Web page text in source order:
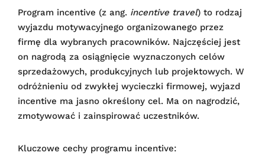
Program incentive (z ang. incentive travel) to rodzaj
wyjazdu motywacyjnego organizowanego przez
firmę dla wybranych pracowników. Najczęściej jest
on nagrodą za osiągnięcie wyznaczonych celów
sprzedażowych, produkcyjnych lub projektowych. W
odróżnieniu od zwykłej wycieczki firmowej, wyjazd
incentive ma jasno określony cel. Ma on nagrodzić,
zmotywować i zainspirować uczestników.
Kluczowe cechy programu incentive: